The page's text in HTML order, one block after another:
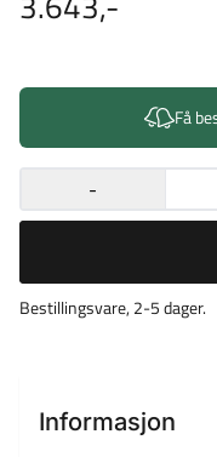
Få
-
Bestillingsvare, 2-5 dager.
Informasjon